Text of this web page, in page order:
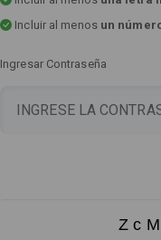
Incluir al menos un
Ingresar Contraseña
Z c